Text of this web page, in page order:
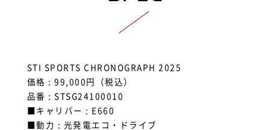
STI SPORTS CHRONOGRAPH 2025
価格 : 99,000円（税込）
品番 : STSG24100010
■キャリバー : E660
■動力 : 光発電エコ・ドライブ